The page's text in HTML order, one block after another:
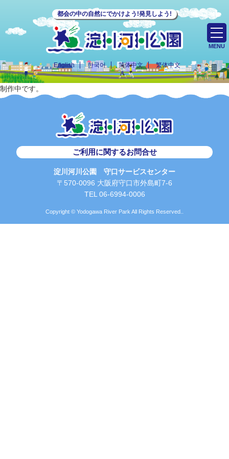
都会の中の自然にでかけよう!発見しよう!
English 한국어 简体中文 繁体中文
MENU
制作中です。
ご利用に関するお問合せ
淀川河川公園 守口サービスセンター
〒570-0096 大阪府守口市外島町7-6
TEL 06-6994-0006
Copyright © Yodogawa River Park All Rights Reserved..